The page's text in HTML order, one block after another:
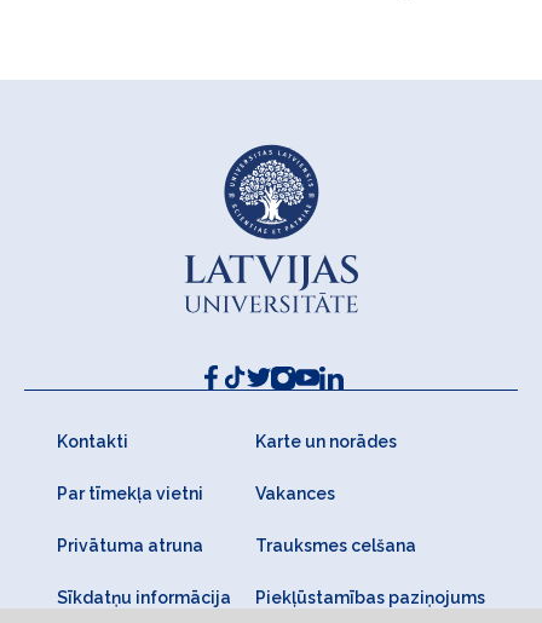
Kontakti Karte un norādes
Par tīmekļa vietni Vakances
Privātuma atruna Trauksmes celšana
Sīkdatņu informācija Piekļūstamības paziņojums